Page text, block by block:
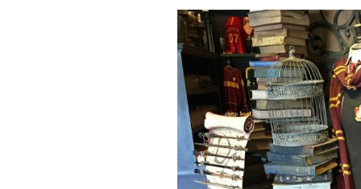
y
precios»